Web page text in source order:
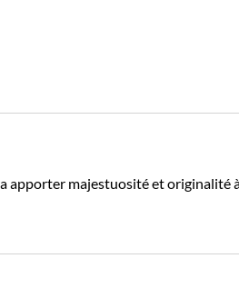
apporter majestuosité et originalité